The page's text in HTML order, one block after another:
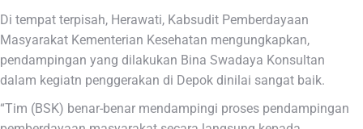
Di tempat terpisah, Herawati, Kabsudit Pemberdayaan
Masyarakat Kementerian Kesehatan mengungkapkan,
pendampingan yang dilakukan Bina Swadaya Konsultan
dalam kegiatn penggerakan di Depok dinilai sangat baik.
“Tim (BSK) benar-benar mendampingi proses pendampingan